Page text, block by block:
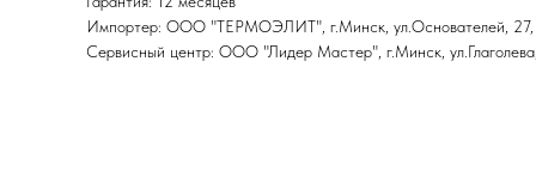
Импортер: ООО "ТЕРМОЭЛИТ", г.Минск, ул.Основателей, 27,
Сервисный центр: ООО "Лидер Мастер", г.Минск,